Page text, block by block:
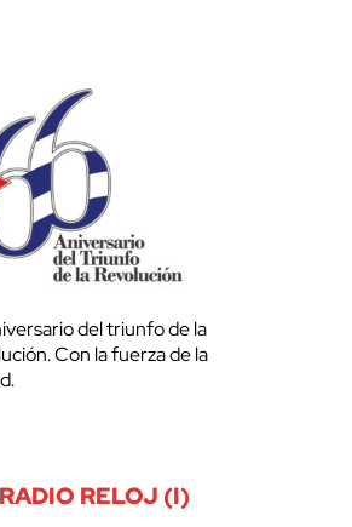
del triunfo de la
Con la fuerza de la
RELOJ (I)